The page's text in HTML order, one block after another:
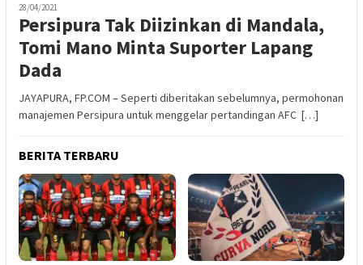
28/04/2021
Persipura Tak Diizinkan di Mandala,
Tomi Mano Minta Suporter Lapang
Dada
JAYAPURA, FP.COM – Seperti diberitakan sebelumnya, permohonan
manajemen Persipura untuk menggelar pertandingan AFC […]
BERITA TERBARU